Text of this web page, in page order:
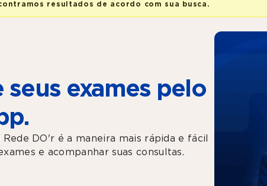
resultados de acordo com sua busca.
seus exames pelo
DO'r é a maneira mais rápida e fácil
e acompanhar suas consultas.